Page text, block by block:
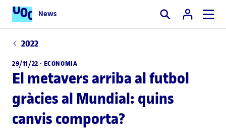
News Cercar
2022
29/11/22 · ECONOMIA
El metavers arriba al futbol
gràcies al Mundial: quins
canvis comporta?